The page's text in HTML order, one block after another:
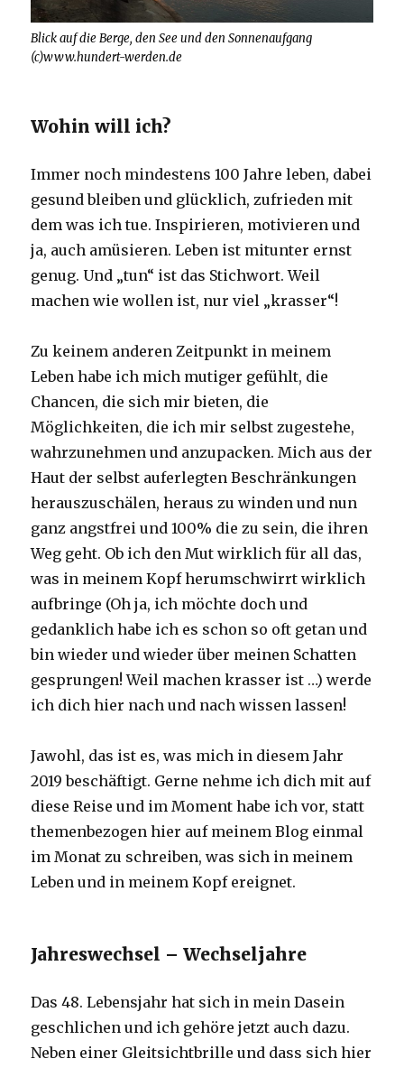
Blick auf die Berge, den See und den Sonnenaufgang
(c)www.hundert-werden.de
Wohin will ich?
Immer noch mindestens 100 Jahre leben, dabei
gesund bleiben und glücklich, zufrieden mit
dem was ich tue. Inspirieren, motivieren und
ja, auch amüsieren. Leben ist mitunter ernst
genug. Und „tun“ ist das Stichwort. Weil
machen wie wollen ist, nur viel „krasser“!
Zu keinem anderen Zeitpunkt in meinem
Leben habe ich mich mutiger gefühlt, die
Chancen, die sich mir bieten, die
Möglichkeiten, die ich mir selbst zugestehe,
wahrzunehmen und anzupacken. Mich aus der
Haut der selbst auferlegten Beschränkungen
herauszuschälen, heraus zu winden und nun
ganz angstfrei und 100% die zu sein, die ihren
Weg geht. Ob ich den Mut wirklich für all das,
was in meinem Kopf herumschwirrt wirklich
aufbringe (Oh ja, ich möchte doch und
gedanklich habe ich es schon so oft getan und
bin wieder und wieder über meinen Schatten
gesprungen! Weil machen krasser ist …) werde
ich dich hier nach und nach wissen lassen!
Jawohl, das ist es, was mich in diesem Jahr
2019 beschäftigt. Gerne nehme ich dich mit auf
diese Reise und im Moment habe ich vor, statt
themenbezogen hier auf meinem Blog einmal
im Monat zu schreiben, was sich in meinem
Leben und in meinem Kopf ereignet.
Jahreswechsel – Wechseljahre
Das 48. Lebensjahr hat sich in mein Dasein
geschlichen und ich gehöre jetzt auch dazu.
Neben einer Gleitsichtbrille und dass sich hier